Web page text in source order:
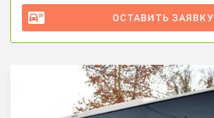
ОСТАВИТЬ ЗАЯВКУ